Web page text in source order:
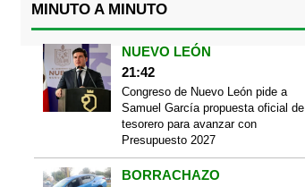
MINUTO A MINUTO
NUEVO LEÓN
21:42
Congreso de Nuevo León pide a
Samuel García propuesta oficial de
tesorero para avanzar con
Presupuesto 2027
BORRACHAZO